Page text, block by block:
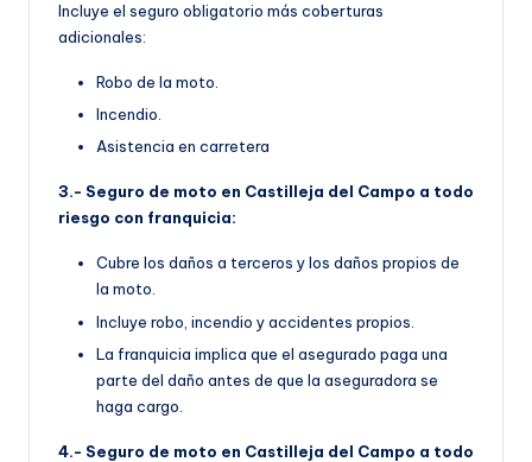
Incluye el seguro obligatorio más coberturas
adicionales:
Robo de la moto.
Incendio.
Asistencia en carretera
3.- Seguro de moto en Castilleja del Campo a todo
riesgo con franquicia:
Cubre los daños a terceros y los daños propios de
la moto.
Incluye robo, incendio y accidentes propios.
La franquicia implica que el asegurado paga una
parte del daño antes de que la aseguradora se
haga cargo.
4.- Seguro de moto en Castilleja del Campo a todo